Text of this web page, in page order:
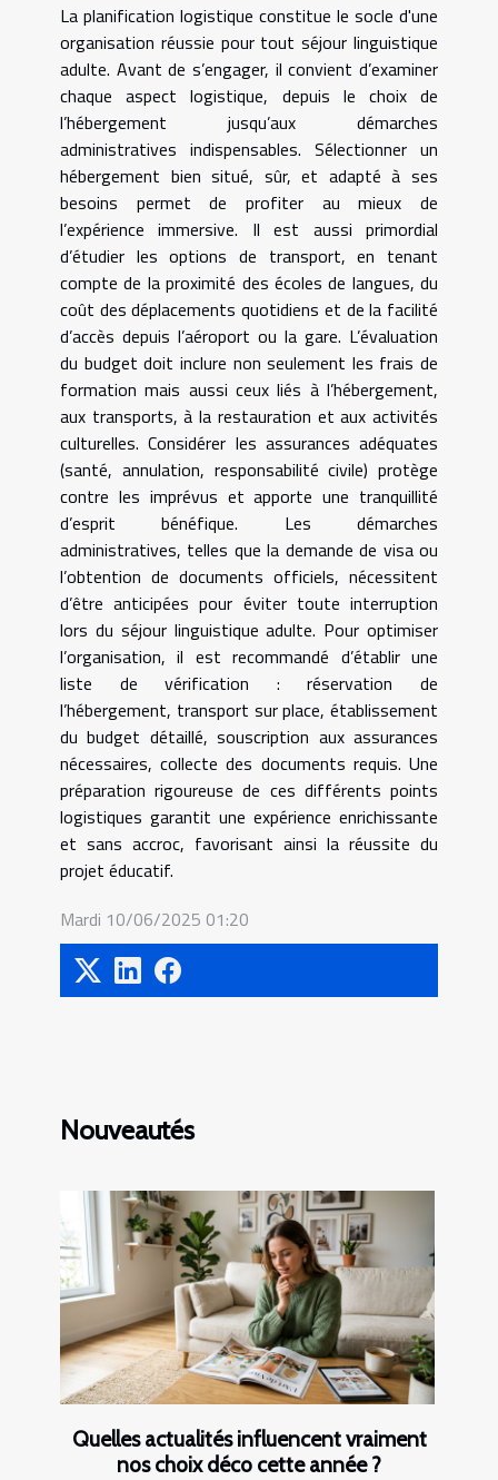
La planification logistique constitue le socle d'une
organisation réussie pour tout séjour linguistique
adulte. Avant de s’engager, il convient d’examiner
chaque aspect logistique, depuis le choix de
l’hébergement jusqu’aux démarches
administratives indispensables. Sélectionner un
hébergement bien situé, sûr, et adapté à ses
besoins permet de profiter au mieux de
l’expérience immersive. Il est aussi primordial
d’étudier les options de transport, en tenant
compte de la proximité des écoles de langues, du
coût des déplacements quotidiens et de la facilité
d’accès depuis l’aéroport ou la gare. L’évaluation
du budget doit inclure non seulement les frais de
formation mais aussi ceux liés à l’hébergement,
aux transports, à la restauration et aux activités
culturelles. Considérer les assurances adéquates
(santé, annulation, responsabilité civile) protège
contre les imprévus et apporte une tranquillité
d’esprit bénéfique. Les démarches
administratives, telles que la demande de visa ou
l’obtention de documents officiels, nécessitent
d’être anticipées pour éviter toute interruption
lors du séjour linguistique adulte. Pour optimiser
l’organisation, il est recommandé d’établir une
liste de vérification : réservation de
l’hébergement, transport sur place, établissement
du budget détaillé, souscription aux assurances
nécessaires, collecte des documents requis. Une
préparation rigoureuse de ces différents points
logistiques garantit une expérience enrichissante
et sans accroc, favorisant ainsi la réussite du
projet éducatif.
Mardi 10/06/2025 01:20
Nouveautés
Quelles actualités influencent vraiment
nos choix déco cette année ?